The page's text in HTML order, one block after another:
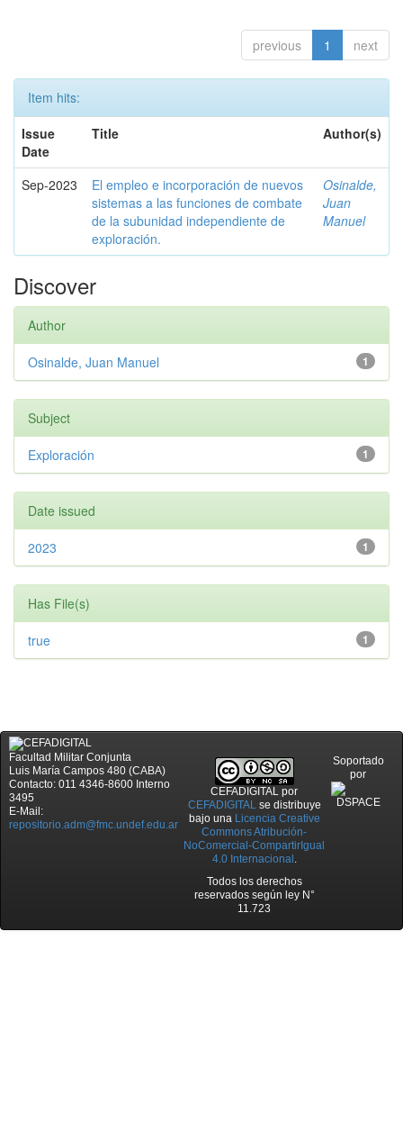
previous 1 next
Item hits:
Issue
Date
Title Author(s)
Sep-2023
El empleo e incorporación de nuevos
sistemas a las funciones de combate
de la subunidad independiente de
exploración.
Osinalde,
Juan
Manuel
Discover
Author
1
Osinalde, Juan Manuel
Subject
1
Exploración
Date issued
1
2023
Has File(s)
1
true
Facultad Militar Conjunta
Luis María Campos 480 (CABA)
Contacto: 011 4346-8600 Interno
3495
E-Mail:
repositorio.adm@fmc.undef.edu.ar
CEFADIGITAL por
CEFADIGITALse distribuye
bajo una Licencia Creative
Commons Atribución-
NoComercial-CompartirIgual
4.0 Internacional .
Todos los derechos
reservados según ley N°
11.723
Soportado
por